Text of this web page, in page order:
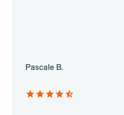
Pascale B.